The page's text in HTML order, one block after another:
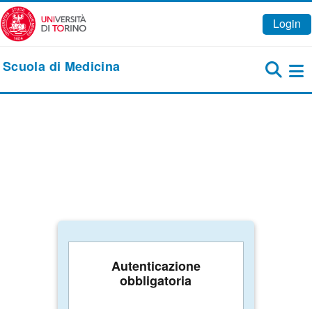
Vai al contenuto principale
Login
Scuola di Medicina
Autenticazione
obbligatoria